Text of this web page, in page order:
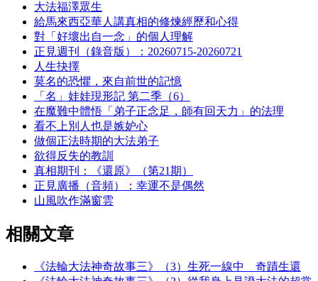
大法福澤眾生
給馬來西亞華人講真相的修煉經歷和心得
對「好壞出自一念」的個人理解
正見週刊（錄音版）：20260715-20260721
人生抉擇
莫名的恐懼，來自前世的記憶
「名」娃娃現形記 第二季（6）
在魔難中體悟「弟子正念足，師有回天力」的法理
看不上別人也是嫉妒心
做個正法時期的大法弟子
欲得反失的教訓
真相期刊：《還原》（第21期）
正見廣播（音頻）：幸運不是偶然
山風吹作滿窗雲
相關文章
《法輪大法神奇故事三》（3）生死一線中 奇蹟生還